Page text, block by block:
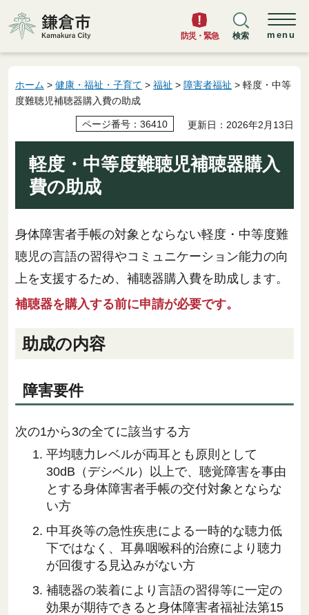
鎌倉市
防災・緊急 検索 menu
ホーム > 健康・福祉・子育て > 福祉 > 障害者福祉 > 軽度・中等
度難聴児補聴器購入費の助成
ページ番号：36410 更新日：2026年2月13日
軽度・中等度難聴児補聴器購入
費の助成
身体障害者手帳の対象とならない軽度・中等度難
聴児の言語の習得やコミュニケーション能力の向
上を支援するため、補聴器購入費を助成します。
補聴器を購入する前に申請が必要です。
助成の内容
障害要件
次の1から3の全てに該当する方
平均聴力レベルが両耳とも原則として
30dB（デシベル）以上で、聴覚障害を事由
とする身体障害者手帳の交付対象とならな
い方
中耳炎等の急性疾患による一時的な聴力低
下ではなく、耳鼻咽喉科的治療により聴力
が回復する見込みがない方
補聴器の装着により言語の習得等に一定の
効果が期待できると身体障害者福祉法第15